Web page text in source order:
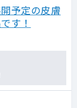
予定の皮膚
す！